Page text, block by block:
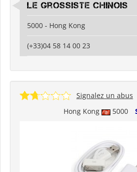
Le grossiste chinois
5000 - Hong Kong
(+33)04 58 14 00 23
Hong Kong 5000
Signalez un abus